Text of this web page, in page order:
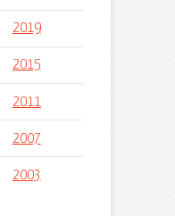
2019
2015
2011
2007
2003